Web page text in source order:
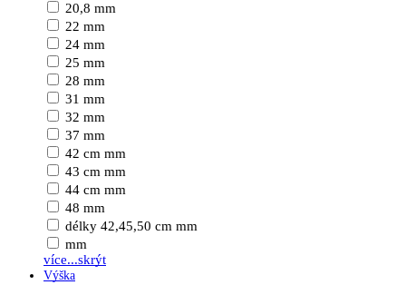
20,8 mm
22 mm
24 mm
25 mm
28 mm
31 mm
32 mm
37 mm
42 cm mm
43 cm mm
44 cm mm
48 mm
délky 42,45,50 cm mm
mm
více...skrýt
Výška